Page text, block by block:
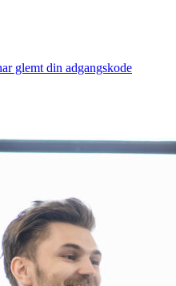
glemt din adgangskode